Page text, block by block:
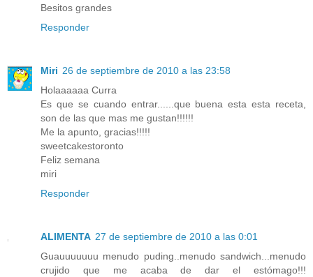
Besitos grandes
Responder
Miri 26 de septiembre de 2010 a las 23:58
Holaaaaaa Curra
Es que se cuando entrar......que buena esta esta receta,
son de las que mas me gustan!!!!!!
Me la apunto, gracias!!!!!
sweetcakestoronto
Feliz semana
miri
Responder
ALIMENTA 27 de septiembre de 2010 a las 0:01
Guauuuuuuu menudo puding..menudo sandwich...menudo
crujido que me acaba de dar el estómago!!!